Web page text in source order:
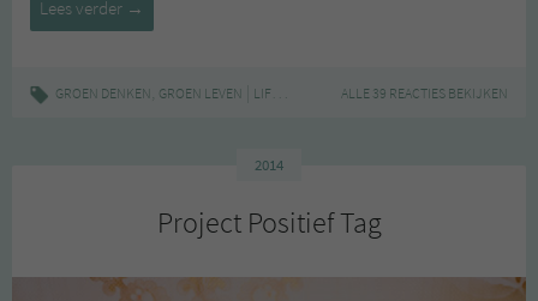
Lees verder Project
Positief
ingevuld
→
GROEN DENKEN, GROEN LEVEN LIFESTYLE MBO,ONDERWIJS,POSITIVITEIT
ALLE 39 REACTIES BEKIJKEN
2014
Project Positief Tag